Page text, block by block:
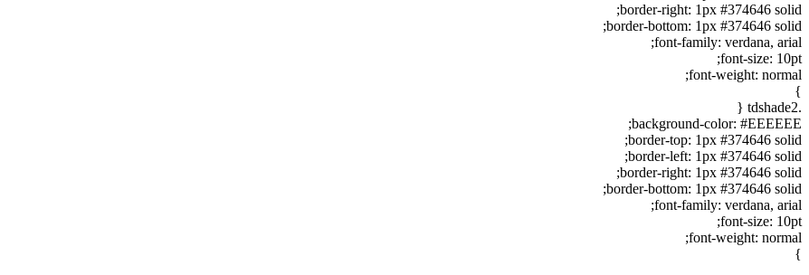
border-right: 1px #374646 solid;
border-bottom: 1px #374646 solid;
font-family: verdana, arial;
font-size: 10pt;
font-weight: normal;
}
.tdshade2 {
background-color: #EEEEEE;
border-top: 1px #374646 solid;
border-left: 1px #374646 solid;
border-right: 1px #374646 solid;
border-bottom: 1px #374646 solid;
font-family: verdana, arial;
font-size: 10pt;
font-weight: normal;
}